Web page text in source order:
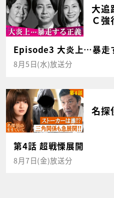
大追
Ｃ
Episode3 大炎上…暴走
8月5日(水)放送分
名探
第4話 超戦慄展開
8月7日(金)放送分